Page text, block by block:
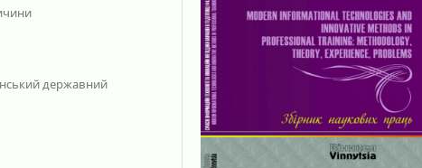
державний